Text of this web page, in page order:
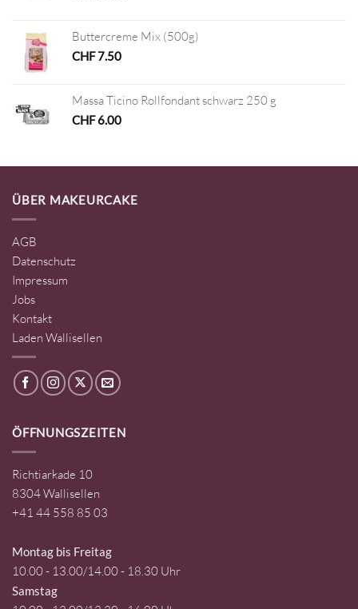
Buttercreme Mix (500g)
CHF7.50
Massa Ticino Rollfondant schwarz 250 g
CHF6.00
ÜBER MAKEURCAKE
AGB
Datenschutz
Impressum
Jobs
Kontakt
Laden Wallisellen
ÖFFNUNGSZEITEN
Richtiarkade 10
8304 Wallisellen
+41 44 558 85 03
Montag bis Freitag
10.00 - 13.00/14.00 - 18.30 Uhr
Samstag